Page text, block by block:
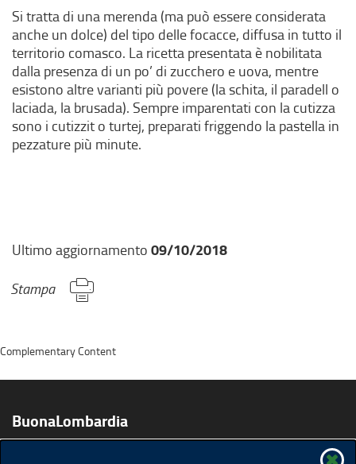
Si tratta di una merenda (ma può essere considerata
anche un dolce) del tipo delle focacce, diffusa in tutto il
territorio comasco. La ricetta presentata è nobilitata
dalla presenza di un po’ di zucchero e uova, mentre
esistono altre varianti più povere (la schita, il paradell o
laciada, la brusada). Sempre imparentati con la cutizza
sono i cutizzit o turtej, preparati friggendo la pastella in
pezzature più minute.
Ultimo aggiornamento 09/10/2018
Stampa
BuonaLombardia
Complementary Content